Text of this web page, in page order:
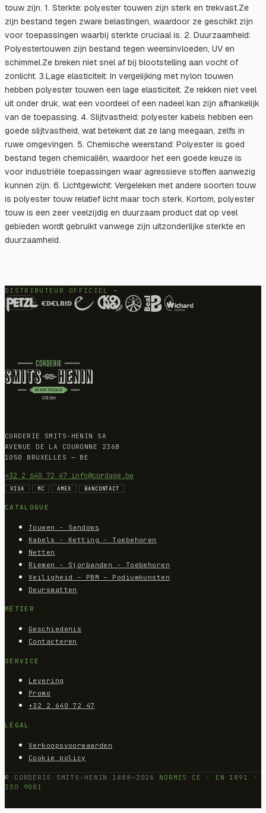
touw zijn. 1. Sterkte: polyester touwen zijn sterk en trekvast.Ze
zijn bestand tegen zware belastingen, waardoor ze geschikt zijn
voor toepassingen waarbij sterkte cruciaal is. 2. Duurzaamheid:
Polyestertouwen zijn bestand tegen weersinvloeden, UV en
schimmel.Ze breken niet snel af bij blootstelling aan vocht of
zonlicht. 3.Lage elasticiteit: In vergelijking met nylon touwen
hebben polyester touwen een lage elasticiteit. Ze rekken niet veel
uit onder druk, wat een voordeel of een nadeel kan zijn afhankelijk
van de toepassing. 4. Slijtvastheid: polyester kabels hebben een
goede slijtvastheid, wat betekent dat ze lang meegaan, zelfs in
ruwe omgevingen. 5. Chemische weerstand: Polyester is goed
bestand tegen chemicaliën, waardoor het een goede keuze is
voor industriële toepassingen waar agressieve stoffen aanwezig
kunnen zijn. 6. Lichtgewicht: Vergeleken met andere soorten touw
is polyester touw relatief licht maar toch sterk. Kortom, polyester
touw is een zeer veelzijdig en duurzaam product dat op veel
gebieden wordt gebruikt vanwege zijn uitzonderlijke sterkte en
duurzaamheid.
DISTRIBUTEUR OFFICIEL —
CORDERIE SMITS-HENIN SA
AVENUE DE LA COURONNE 236B
1050 BRUXELLES — BE
+32 2 640 72 47 info@cordage.be
VISA MC AMEX BANCONTACT
CATALOGUE
Touwen - Sandows
Kabels - Ketting - Toebehoren
Netten
Riemen - Sjorbanden - Toebehoren
Veiligheid – PBM – Podiumkunsten
Deursmatten
MÉTIER
Geschiedenis
Contacteren
SERVICE
Levering
Promo
+32 2 640 72 47
LÉGAL
Verkoopsvoorwaarden
Cookie policy
© CORDERIE SMITS-HENIN 1888—2026
NORMES CE · EN 1891 ·
ISO 9001